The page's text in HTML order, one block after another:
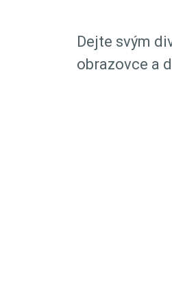
Dejte svým
obrazovce a